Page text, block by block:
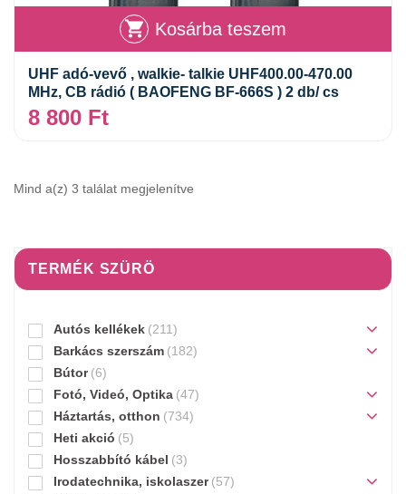
Kosárba teszem
UHF adó-vevő , walkie- talkie UHF400.00-470.00
MHz, CB rádió ( BAOFENG BF-666S ) 2 db/ cs
8 800 Ft
Mind a(z) 3 találat megjelenítve
TERMÉK SZÜRÖ
Autós kellékek (211)
Barkács szerszám (182)
Bútor (6)
Fotó, Videó, Optika (47)
Háztartás, otthon (734)
Heti akció (5)
Hosszabbító kábel (3)
Irodatechnika, iskolaszer (57)